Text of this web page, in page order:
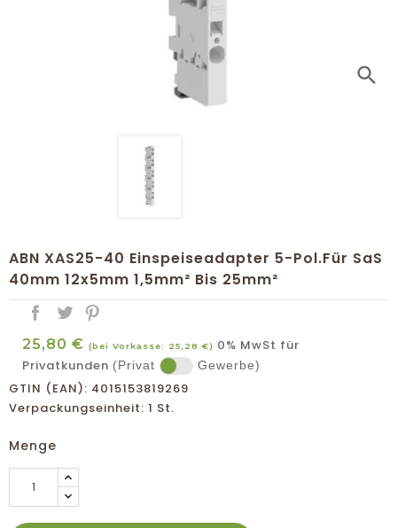
search
ABN XAS25-40 Einspeiseadapter 5-Pol.für SaS
40mm 12x5mm 1,5mm² Bis 25mm²
25,80 € (bei Vorkasse: 25,28 €)
0% MwSt für
Privatkunden (Privat Gewerbe)
GTIN (EAN): 4015153819269
Verpackungseinheit: 1 St.
Menge